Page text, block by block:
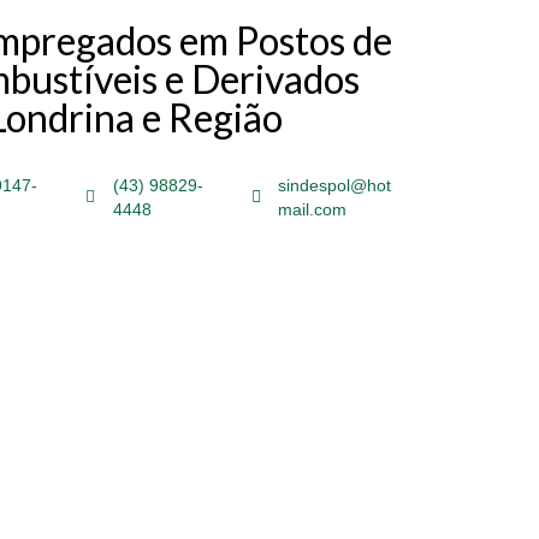
em Postos de
e Derivados
e Região
(43) 98829-
4448
sindespol@hot
mail.com